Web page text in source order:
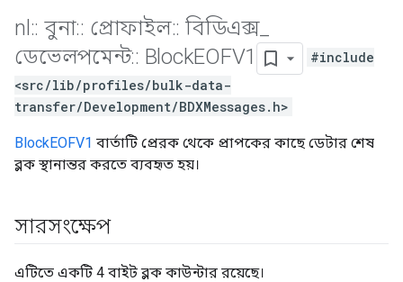
nl :: বুনা:: প্রোফাইল:: বিডিএক্স_
ডেভেলপমেন্ট:: BlockEOFV1
#include
<src/lib/profiles/bulk-data-
transfer/Development/BDXMessages.h>
BlockEOFV1 বার্তাটি প্রেরক থেকে প্রাপকের কাছে ডেটার শেষ
ব্লক স্থানান্তর করতে ব্যবহৃত হয়।
সারসংক্ষেপ
এটিতে একটি 4 বাইট ব্লক কাউন্টার রয়েছে।